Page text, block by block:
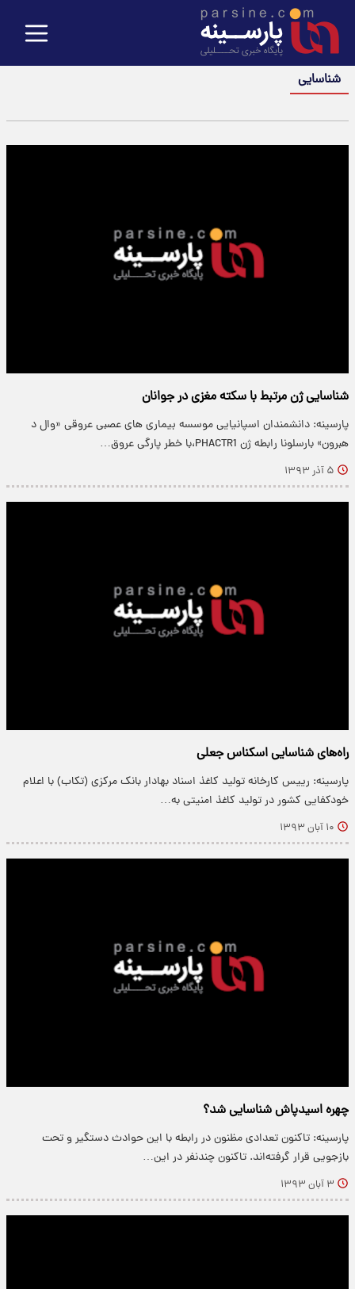
شناسایی
شناسایی ژن مرتبط با سکته مغزی در جوانان
پارسینه: دانشمندان اسپانیایی موسسه بیماری های عصبی عروقی «وال د
هبرون» بارسلونا رابطه ژن PHACTR1،با خطر پارگی عروق…
۵ آذر ۱۳۹۳
راه‌های شناسایی اسکناس جعلی
پارسینه: رییس کارخانه تولید کاغذ اسناد بهادار بانک مرکزی (تکاب) با اعلام
خودکفایی کشور در تولید کاغذ امنیتی به…
۱۰ آبان ۱۳۹۳
چهره اسیدپاش شناسایی شد؟
پارسینه: تاکنون تعدادی مظنون در رابطه با این حوادث دستگیر و تحت
بازجویی قرار گرفته‌اند. تاکنون چندنفر در این…
۳ آبان ۱۳۹۳